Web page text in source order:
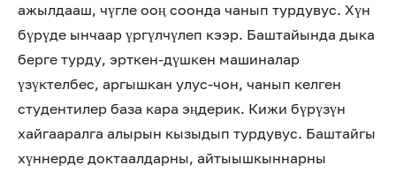
ажылдааш, чүгле ооң соонда чанып турдувус. Хүн
бүрүде ынчаар үргүлчүлеп кээр. Баштайында дыка
берге турду, эрткен-дүшкен машиналар
үзүктелбес, аргышкан улус-чон, чанып келген
студентилер база кара эңдерик. Кижи бүрүзүн
хайгааралга алырын кызыдып турдувус. Баштайгы
хүннерде доктаалдарны, айтыышкыннарны